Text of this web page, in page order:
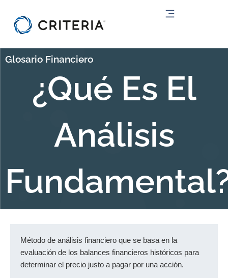
contenido
Glosario Financiero
¿Qué Es El
Análisis
Método de análisis financiero que se basa en la
evaluación de los balances financieros históricos para
determinar el precio justo a pagar por una acción.